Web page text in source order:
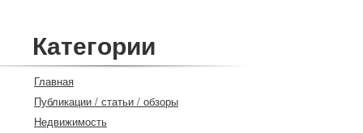
Категории
Главная
Публикации / статьи / обзоры
Недвижимость